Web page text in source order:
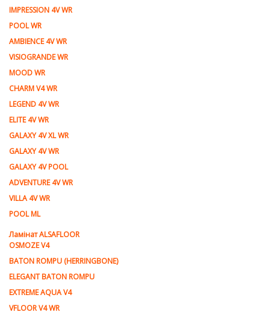
IMPRESSION 4V WR
POOL WR
AMBIENCE 4V WR
VISIOGRANDE WR
MOOD WR
CHARM V4 WR
LEGEND 4V WR
ELITE 4V WR
GALAXY 4V XL WR
GALAXY 4V WR
GALAXY 4V POOL
ADVENTURE 4V WR
VILLA 4V WR
POOL ML
Ламiнат ALSAFLOOR
OSMOZE V4
BATON ROMPU (HERRINGBONE)
ELEGANT BATON ROMPU
EXTREME AQUA V4
VFLOOR V4 WR